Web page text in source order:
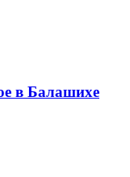
в Балашихе